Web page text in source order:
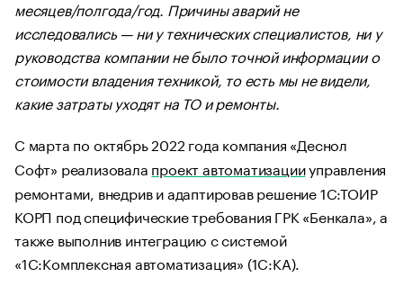
месяцев/полгода/год. Причины аварий не
исследовались — ни у технических специалистов, ни у
руководства компании не было точной информации о
стоимости владения техникой, то есть мы не видели,
какие затраты уходят на ТО и ремонты.
С марта по октябрь 2022 года компания «Деснол
Софт» реализовала проект автоматизацииуправления
ремонтами, внедрив и адаптировав решение 1С:ТОИР
КОРП под специфические требования ГРК «Бенкала», а
также выполнив интеграцию с системой
«1С:Комплексная автоматизация» (1С:КА).